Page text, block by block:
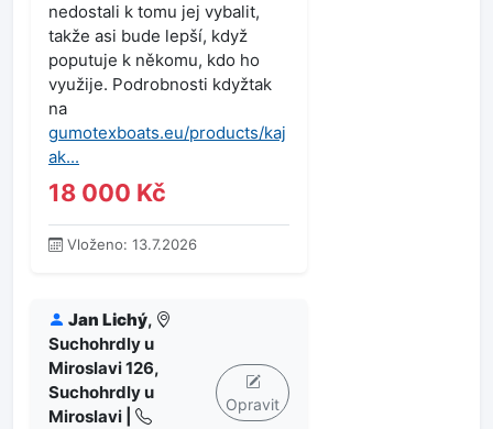
nedostali k tomu jej vybalit,
takže asi bude lepší, když
poputuje k někomu, kdo ho
využije. Podrobnosti kdyžtak
na
gumotexboats.eu/products/kaj
ak...
18 000 Kč
Vloženo: 13.7.2026
Jan Lichý,
Suchohrdly u
Miroslavi 126,
Suchohrdly u
Miroslavi |
Opravit